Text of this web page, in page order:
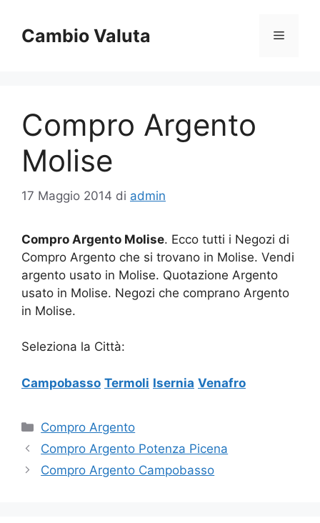
contenuto
Cambio Valuta Menu
Compro Argento
Molise
17 Maggio 2014 di admin
Compro Argento Molise. Ecco tutti i Negozi di
Compro Argento che si trovano in Molise. Vendi
argento usato in Molise. Quotazione Argento
usato in Molise. Negozi che comprano Argento
in Molise.
Seleziona la Città:
Campobasso Termoli Isernia Venafro
Categorie
Compro Argento
Compro Argento Potenza Picena
Compro Argento Campobasso